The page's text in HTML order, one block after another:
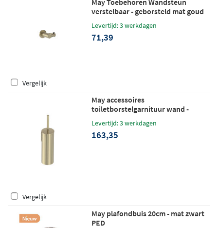
verstelbaar - geborsteld mat goud
Levertijd: 3 werkdagen
71,39
Vergelijk
May accessoires
toiletborstelgarnituur wand -
geborsteld mat goud PVD
Levertijd: 3 werkdagen
163,35
Vergelijk
May plafondbuis 20cm - mat zwart
PED